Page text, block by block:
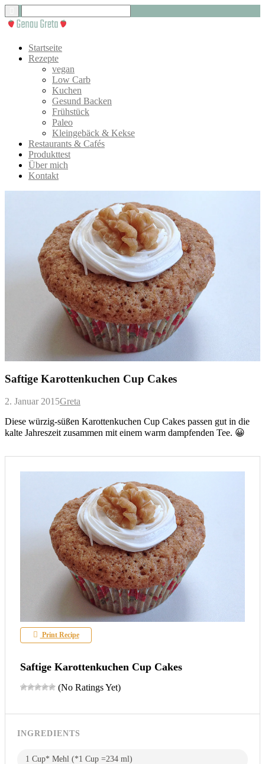
Startseite
Rezepte
vegan
Low Carb
Kuchen
Gesund Backen
Frühstück
Paleo
Kleingebäck & Kekse
Restaurants & Cafés
Produkttest
Über mich
Kontakt
Saftige Karottenkuchen Cup Cakes
2. Januar 2015Greta
Diese würzig-süßen Karottenkuchen Cup Cakes passen gut in die
kalte Jahreszeit zusammen mit einem warm dampfenden Tee. 😀
Print Recipe
Saftige Karottenkuchen Cup Cakes
(No Ratings Yet)
INGREDIENTS
1 Cup* Mehl (*1 Cup =234 ml)